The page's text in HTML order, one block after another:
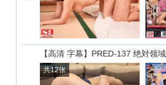
【高清 字幕】PRED-137 绝対领
共12张